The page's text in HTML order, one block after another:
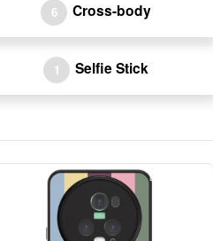
6 Cross-body
1 Selfie Stick
BESTSELLER